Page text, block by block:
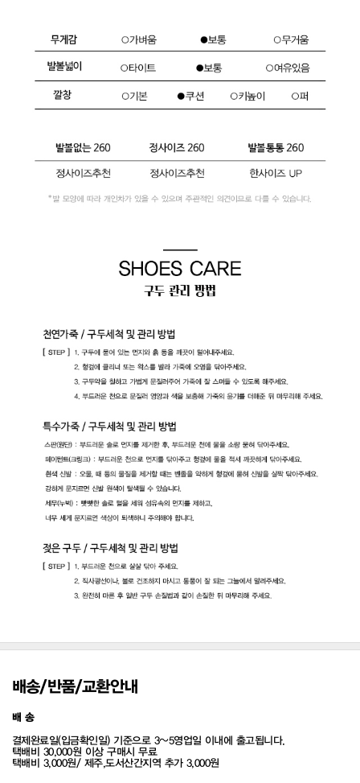
배송/반품/교환안내
배 송
결제완료일(입금확인일) 기준으로 3~5영업일 이내에 출고됩니다.
택배비 30,000원 이상 구매시 무료
택배비 3,000원/ 제주,도서산간지역 추가 3,000원